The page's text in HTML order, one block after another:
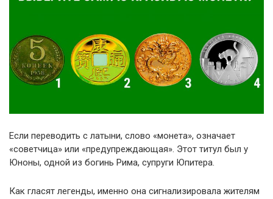
Если переводить с латыни, слово «монета», означает
«советчица» или «предупреждающая». Этот титул был у
Юноны, одной из богинь Рима, супруги Юпитера.
Как гласят легенды, именно она сигнализировала жителям